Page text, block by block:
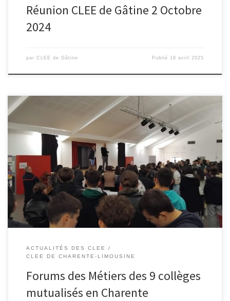
Réunion CLEE de Gâtine 2 Octobre
2024
par CLEE de Gâtine Publié 18 avril 2025
Le CLEE Charente Limousine est parti du constat suivant : l’an
dernier encore chaque collège du bassin, ou presque, a organisé
son Forum des Métiers, invitant à chaque fois les entreprises
locales, et provoquant de fait une surcharge de sollicitations en
direction des entreprises engagées dans la relation Ecole-
Entreprise. Il […]
ACTUALITÉS DES CLEE
CLEE DE CHARENTE-LIMOUSINE
Forums des Métiers des 9 collèges
mutualisés en Charente